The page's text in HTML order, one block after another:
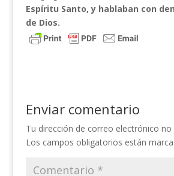
Espíritu Santo, y hablaban con
de Dios.
Enviar comentario
Tu dirección de correo electrónico no
Los campos obligatorios están